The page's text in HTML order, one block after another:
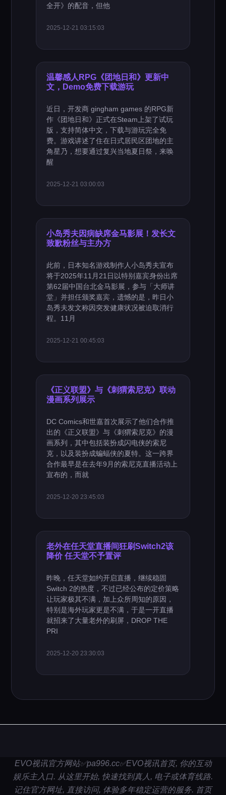
全开》的配音，但他
2025-12-21 03:15:03
温馨感人RPG《团地日和》更新中
文，Demo免费下载游玩
近日，开发商 gingham games 的RPG新
作《团地日和》正式在Steam上架了试玩
版，支持简体中文，下载与游玩完全免
费。游戏讲述了住在日式居民区团地的主
角星乃，想要通过复兴当地夏日祭，来唤
醒
2025-12-21 03:00:03
小岛秀夫因病缺席金马影展！发长文
致歉粉丝与主办方
此前，日本知名游戏制作人小岛秀夫宣布
将于2025年11月21日以特别嘉宾身份出席
第62届中国台北金马影展，参与「大师讲
堂」并担任颁奖嘉宾，遗憾的是，昨日小
岛秀夫发文称因突发健康状况被迫取消行
程。11月
2025-12-21 00:45:03
《正义联盟》与《刺猬索尼克》联动
漫画系列展示
DC Comics和世嘉首次展示了他们合作推
出的《正义联盟》与《刺猬索尼克》的漫
画系列，其中包括装扮成闪电侠的索尼
克，以及装扮成蝙蝠侠的夏特。这一跨界
合作最早是在去年9月的索尼克直播活动上
宣布的，而就
2025-12-20 23:45:03
老外在任天堂直播间狂刷Switch2该
降价 任天堂不予置评
昨晚，任天堂如约开启直播，继续稳固
Switch 2的热度，不过已经公布的定价策略
让玩家极其不满，加上众所周知的原因，
特别是海外玩家更是不满，于是一开直播
就招来了大量老外的刷屏，DROP THE
PRI
2025-12-20 23:30:03
EVO视讯官方网站✅pa996.cc✅EVO视讯首页, 你的互动
娱乐主入口. 从这里开始, 快速找到真人, 电子或体育线路.
记住官方网址, 直接访问, 体验多年稳定运营的服务. 首页